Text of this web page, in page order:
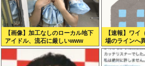
【画像】加工なしのローカル地下
アイドル、流石に厳しいwww
【速報】ワイ
場のラインへ
果・・・・・